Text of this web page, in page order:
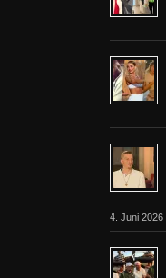
4. Juni 2026